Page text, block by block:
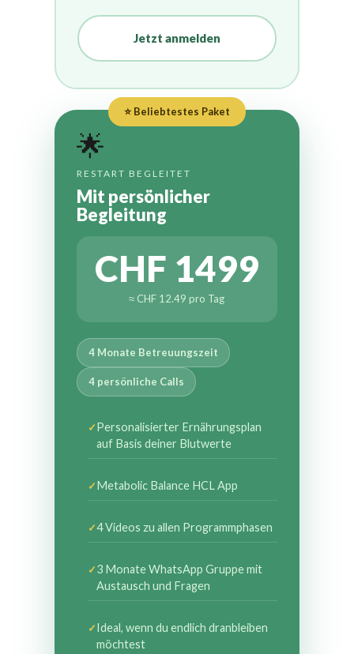
Jetzt anmelden
⭐ Beliebtestes Paket
🌟
RESTART BEGLEITET
Mit persönlicher
Begleitung
CHF 1499
≈ CHF 12.49 pro Tag
4 Monate Betreuungszeit
4 persönliche Calls
Personalisierter Ernährungsplan
auf Basis deiner Blutwerte
Metabolic Balance HCL App
4 Videos zu allen Programmphasen
3 Monate WhatsApp Gruppe mit
Austausch und Fragen
Ideal, wenn du endlich dranbleiben
möchtest